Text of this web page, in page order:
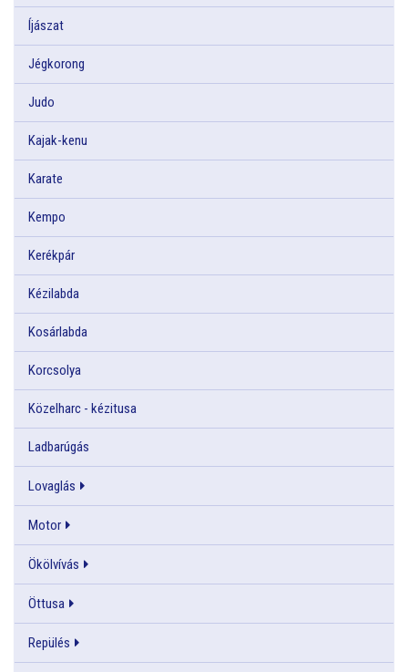
Íjászat
Jégkorong
Judo
Kajak-kenu
Karate
Kempo
Kerékpár
Kézilabda
Kosárlabda
Korcsolya
Közelharc - kézitusa
Ladbarúgás
Lovaglás
Motor
Ökölvívás
Öttusa
Repülés